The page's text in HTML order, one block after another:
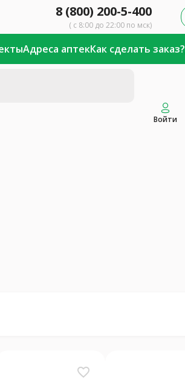
8 (800) 200-5-400
( с 8:00 до 22:00 по мск)
Адреса аптекКак сделать заказ?
Войти
favorite_border